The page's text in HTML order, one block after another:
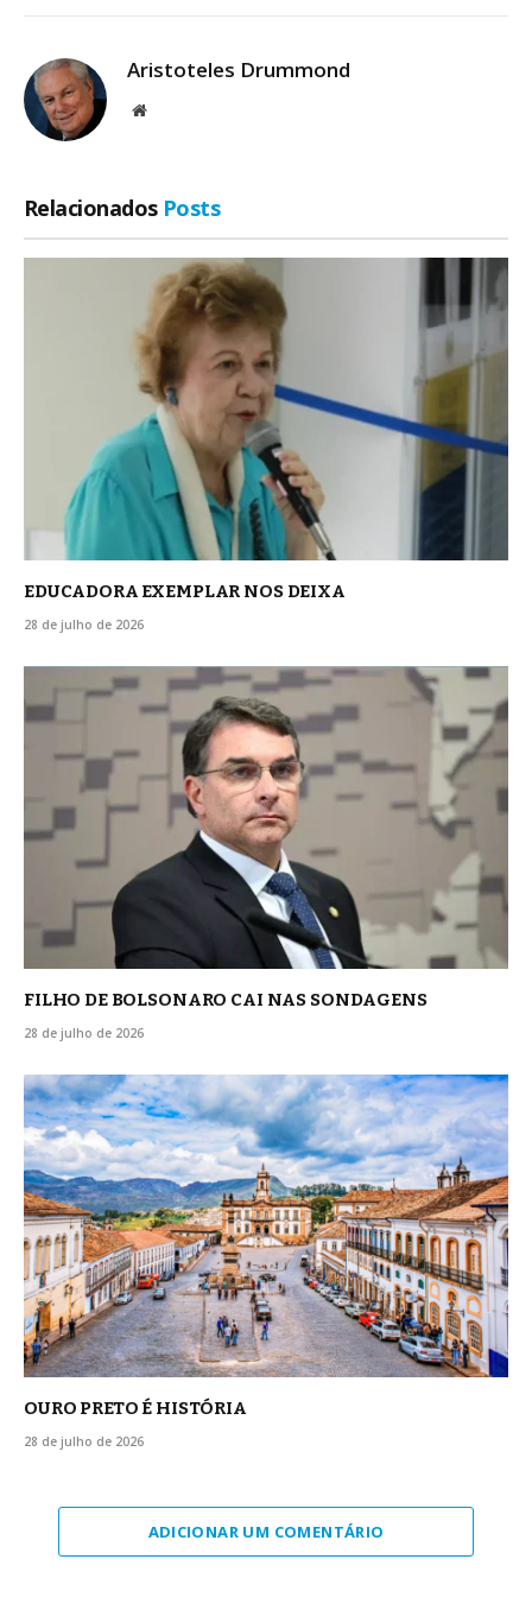
Aristoteles Drummond
Site
Relacionados Posts
EDUCADORA EXEMPLAR NOS DEIXA
28 de julho de 2026
FILHO DE BOLSONARO CAI NAS SONDAGENS
28 de julho de 2026
OURO PRETO É HISTÓRIA
28 de julho de 2026
ADICIONAR UM COMENTÁRIO